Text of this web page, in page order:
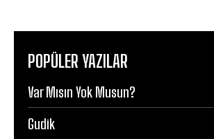
POPÜLER YAZILAR
Var Mısın Yok Musun?
Gudik